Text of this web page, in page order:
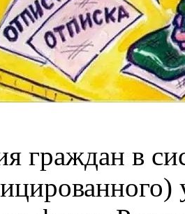
граждан в